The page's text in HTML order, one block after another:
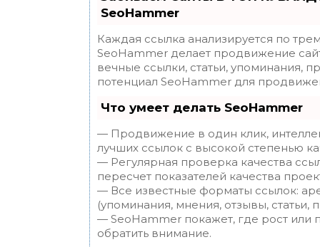
SeoHammer
Каждая ссылка анализируется по
SeoHammer делает продвижение
вечные ссылки, статьи, упоминания,
потенциал SeoHammer для
Что умеет делать SeoHammer
— Продвижение в один клик,
лучших ссылок с высокой степенью
— Регулярная проверка качества
пересчет показателей качества
— Все известные форматы ссылок:
(упоминания, мнения, отзывы, статьи,
— SeoHammer покажет, где рост или
обратить внимание.